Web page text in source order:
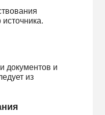
документов и
из